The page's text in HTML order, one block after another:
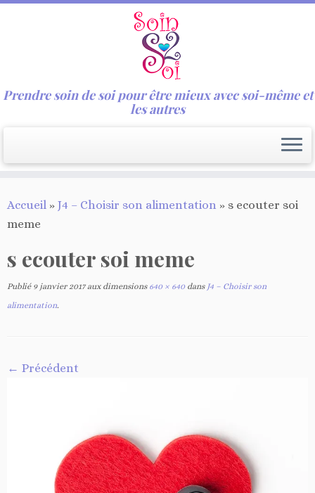
au
contenu
Prendre soin de soi pour être mieux avec soi-même et
les autres
Accueil » J4 – Choisir son alimentation » s ecouter soi
meme
s ecouter soi meme
Publié 9 janvier 2017aux dimensions640 × 640dansJ4 – Choisir son
alimentation.
← Précédent